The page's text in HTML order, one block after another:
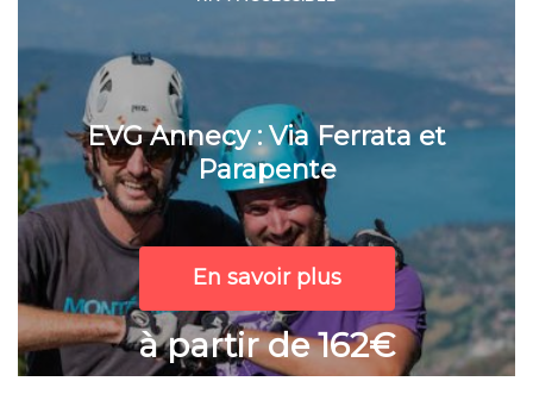
EVG Annecy : Via Ferrata et
Parapente
En savoir plus
à partir de 162€